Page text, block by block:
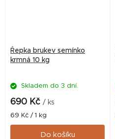
Řepka brukev semínko
krmná 10 kg
Skladem do 3 dní.
690 Kč / ks
Měrná
cena:
69 Kč / 1 kg
Do košíku